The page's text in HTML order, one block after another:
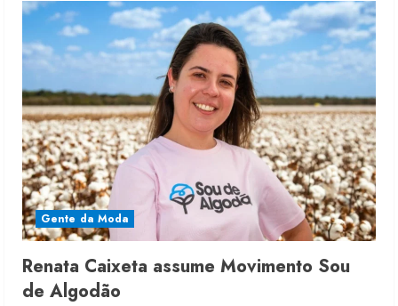
Gente da Moda
Renata Caixeta assume Movimento Sou
de Algodão